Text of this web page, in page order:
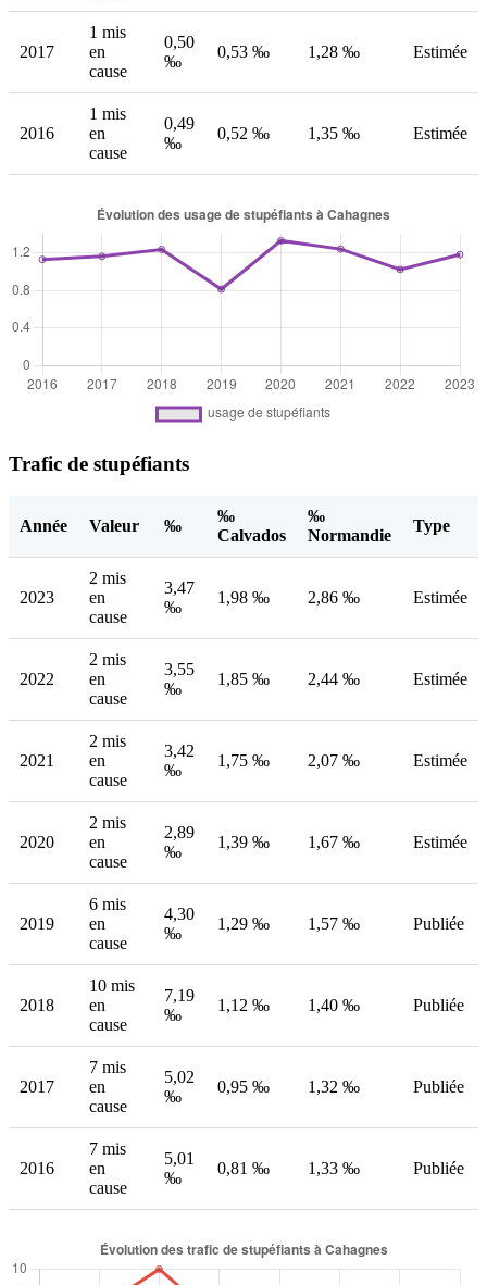
2017
1 mis
en
cause
0,50
‰
0,53 ‰ 1,28 ‰ Estimée
2016
1 mis
en
cause
0,49
‰
0,52 ‰ 1,35 ‰ Estimée
Trafic de stupéfiants
Année Valeur ‰
‰
Calvados
‰
Normandie
Type
2023
2 mis
en
cause
3,47
‰
1,98 ‰ 2,86 ‰ Estimée
2022
2 mis
en
cause
3,55
‰
1,85 ‰ 2,44 ‰ Estimée
2021
2 mis
en
cause
3,42
‰
1,75 ‰ 2,07 ‰ Estimée
2020
2 mis
en
cause
2,89
‰
1,39 ‰ 1,67 ‰ Estimée
2019
6 mis
en
cause
4,30
‰
1,29 ‰ 1,57 ‰ Publiée
2018
10 mis
en
cause
7,19
‰
1,12 ‰ 1,40 ‰ Publiée
2017
7 mis
en
cause
5,02
‰
0,95 ‰ 1,32 ‰ Publiée
2016
7 mis
en
cause
5,01
‰
0,81 ‰ 1,33 ‰ Publiée